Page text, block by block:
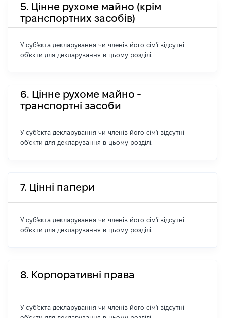
5. Цінне рухоме майно (крім
транспортних засобів)
У суб'єкта декларування чи членів його сім'ї відсутні
об'єкти для декларування в цьому розділі.
6. Цінне рухоме майно -
транспортні засоби
У суб'єкта декларування чи членів його сім'ї відсутні
об'єкти для декларування в цьому розділі.
7. Цінні папери
У суб'єкта декларування чи членів його сім'ї відсутні
об'єкти для декларування в цьому розділі.
8. Корпоративні права
У суб'єкта декларування чи членів його сім'ї відсутні